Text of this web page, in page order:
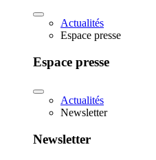
Actualités
Espace presse
Espace presse
Actualités
Newsletter
Newsletter